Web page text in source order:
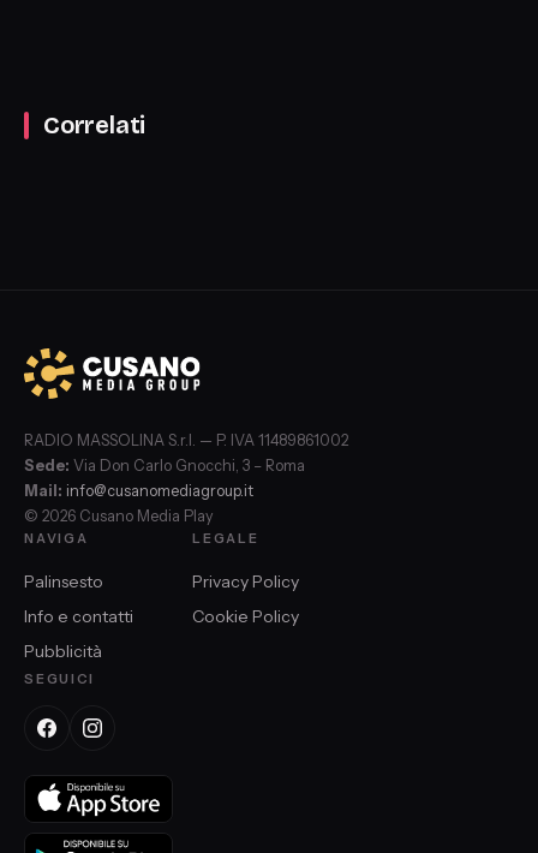
Correlati
RADIO MASSOLINA S.r.l. — P. IVA 11489861002
Sede: Via Don Carlo Gnocchi, 3 – Roma
Mail: info@cusanomediagroup.it
© 2026 Cusano Media Play
NAVIGA
Palinsesto
Info e contatti
Pubblicità
LEGALE
Privacy Policy
Cookie Policy
SEGUICI